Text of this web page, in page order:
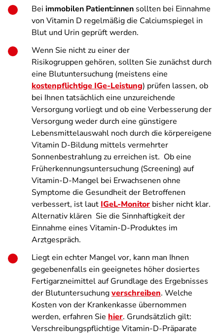
Bei immobilen Patient:innen sollten bei Einnahme
von Vitamin D regelmäßig die Calciumspiegel in
Blut und Urin geprüft werden.
Wenn Sie nicht zu einer der
Risikogruppen gehören, sollten Sie zunächst durch
eine Blutuntersuchung (meistens eine
kostenpflichtige IGe-Leistung) prüfen lassen, ob
bei Ihnen tatsächlich eine unzureichende
Versorgung vorliegt und ob eine Verbesserung der
Versorgung weder durch eine günstigere
Lebensmittelauswahl noch durch die körpereigene
Vitamin D-Bildung mittels vermehrter
Sonnenbestrahlung zu erreichen ist. Ob eine
Früherkennungsuntersuchung (Screening) auf
Vitamin-D-Mangel bei Erwachsenen ohne
Symptome die Gesundheit der Betroffenen
verbessert, ist laut IGeL-Monitor bisher nicht klar.
Alternativ klären Sie die Sinnhaftigkeit der
Einnahme eines Vitamin-D-Produktes im
Arztgespräch.
Liegt ein echter Mangel vor, kann man Ihnen
gegebenenfalls ein geeignetes höher dosiertes
Fertigarzneimittel auf Grundlage des Ergebnisses
der Blutuntersuchungverschreiben. Welche
Kosten von der Krankenkasse übernommen
werden, erfahren Sie hier. Grundsätzlich gilt:
Verschreibungspflichtige Vitamin-D-Präparate